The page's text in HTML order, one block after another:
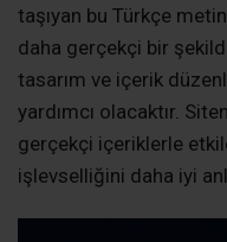
taşıyan bu Türkçe
daha gerçekçi bir
tasarım ve içerik
yardımcı olacaktır.
gerçekçi içeriklerle
işlevselliğini daha iyi